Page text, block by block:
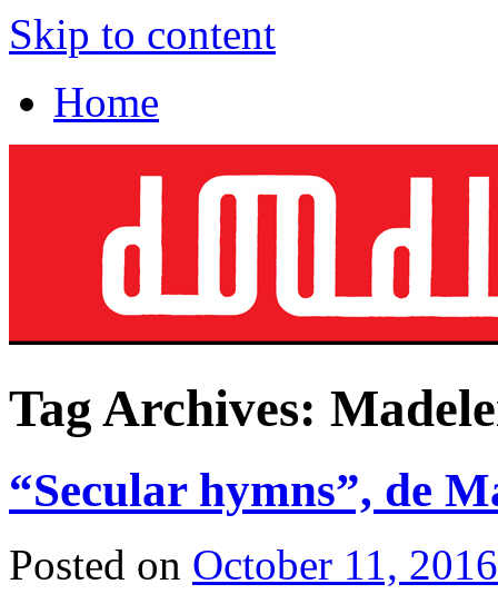
Skip to content
Home
Tag Archives:
“Secular hymns”, de
Posted on October 11, 2016